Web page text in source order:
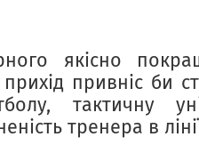
якісно
привніс би
тактичну
тренера в